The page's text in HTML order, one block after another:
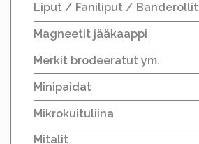
Liput / Faniliput / Banderollit
Magneetit jääkaappi
Merkit brodeeratut ym.
Minipaidat
Mikrokuituliina
Mitalit